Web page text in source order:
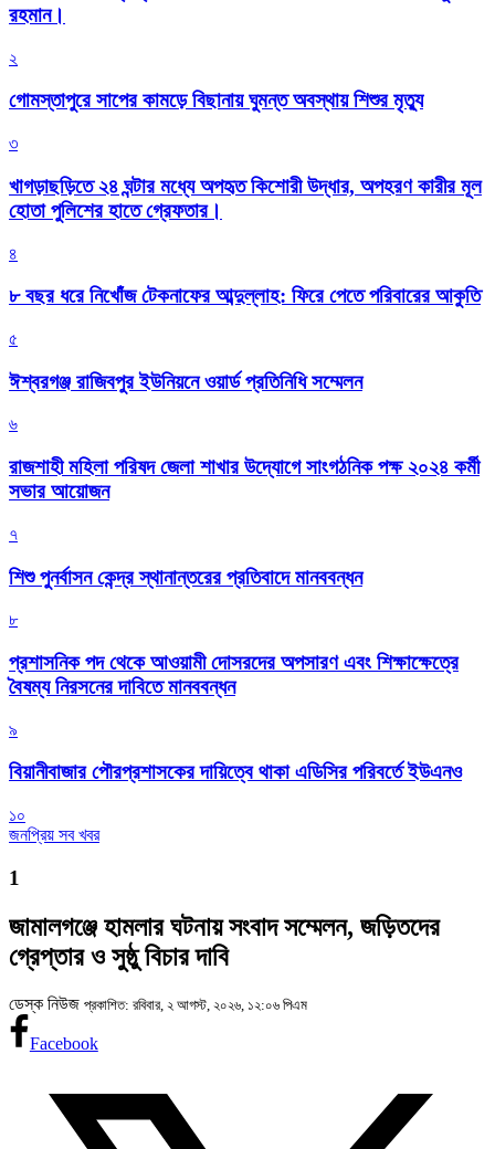
রহমান।
২
গোমস্তাপুরে সাপের কামড়ে বিছানায় ঘুমন্ত অবস্থায় শিশুর মৃত্যু
৩
খাগড়াছড়িতে ২৪ ঘন্টার মধ্যে অপহৃত কিশোরী উদ্ধার, অপহরণ কারীর মূল
হোতা পুলিশের হাতে গ্রেফতার।
৪
৮ বছর ধরে নিখোঁজ টেকনাফের আব্দুল্লাহ: ফিরে পেতে পরিবারের আকুতি
৫
ঈশ্বরগঞ্জ রাজিবপুর ইউনিয়নে ওয়ার্ড প্রতিনিধি সম্মেলন
৬
রাজশাহী মহিলা পরিষদ জেলা শাখার উদ্যোগে সাংগঠনিক পক্ষ ২০২৪ কর্মী
সভার আয়োজন
৭
শিশু পুনর্বাসন কেন্দ্র স্থানান্তরের প্রতিবাদে মানববন্ধন
৮
প্রশাসনিক পদ থেকে আওয়ামী দোসরদের অপসারণ এবং শিক্ষাক্ষেত্রে
বৈষম্য নিরসনের দাবিতে মানববন্ধন
৯
বিয়ানীবাজার পৌরপ্রশাসকের দায়িত্বে থাকা এডিসির পরিবর্তে ইউএনও
১০
জনপ্রিয় সব খবর
1
জামালগঞ্জে হামলার ঘটনায় সংবাদ সম্মেলন, জড়িতদের
গ্রেপ্তার ও সুষ্ঠু বিচার দাবি
ডেস্ক নিউজ প্রকাশিত: রবিবার, ২ আগস্ট, ২০২৬, ১২:০৬ পিএম
Facebook